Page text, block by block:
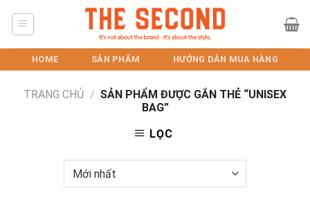
HOME SẢN PHẨM HƯỚNG DẪN MUA HÀNG
TRANG CHỦ / SẢN PHẨM ĐƯỢC GẮN THẺ “UNISEX
BAG”
LỌC